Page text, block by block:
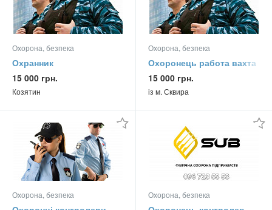
Охорона, безпека
Охранник
15 000 грн.
Козятин
Охорона, безпека
Охоронець работа вахта
15 000 грн.
із м. Сквира
Охорона, безпека Охорона, безпека